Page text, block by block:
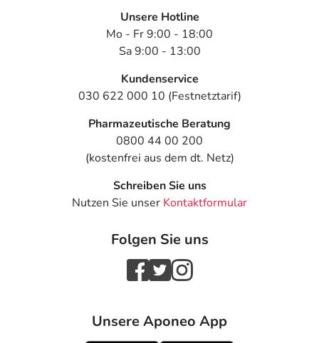
Unsere Hotline
Mo - Fr 9:00 - 18:00
Sa 9:00 - 13:00
Kundenservice
030 622 000 10 (Festnetztarif)
Pharmazeutische Beratung
0800 44 00 200
(kostenfrei aus dem dt. Netz)
Schreiben Sie uns
Nutzen Sie unser Kontaktformular
Folgen Sie uns
Unsere Aponeo App